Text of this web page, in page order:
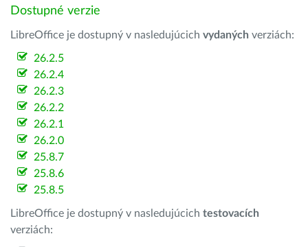
Dostupné verzie
LibreOffice je dostupný v nasledujúcich vydaných verziách:
26.2.5
26.2.4
26.2.3
26.2.2
26.2.1
26.2.0
25.8.7
25.8.6
25.8.5
LibreOffice je dostupný v nasledujúcich testovacích
verziách: